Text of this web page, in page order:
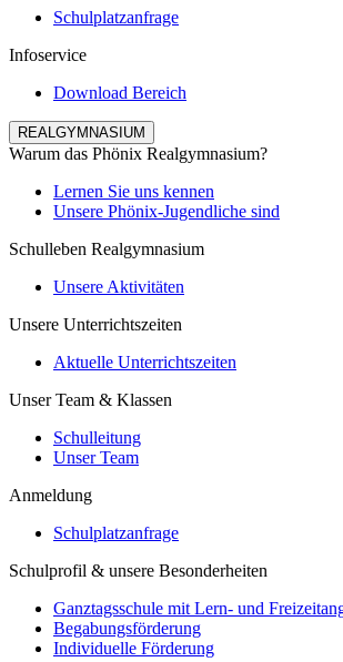
Schulplatzanfrage
Infoservice
Download Bereich
REALGYMNASIUM
Warum das Phönix Realgymnasium?
Lernen Sie uns kennen
Unsere Phönix-Jugendliche sind
Schulleben Realgymnasium
Unsere Aktivitäten
Unsere Unterrichtszeiten
Aktuelle Unterrichtszeiten
Unser Team & Klassen
Schulleitung
Unser Team
Anmeldung
Schulplatzanfrage
Schulprofil & unsere Besonderheiten
Ganztagsschule mit Lern- und
Begabungsförderung
Individuelle Förderung